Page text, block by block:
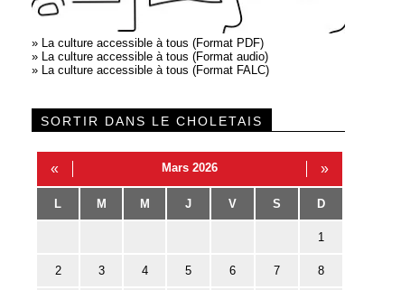
» La culture accessible à tous (Format PDF)
» La culture accessible à tous (Format audio)
» La culture accessible à tous (Format FALC)
SORTIR DANS LE CHOLETAIS
« Mars 2026 »
L M M J V S D
1
2 3 4 5 6 7 8